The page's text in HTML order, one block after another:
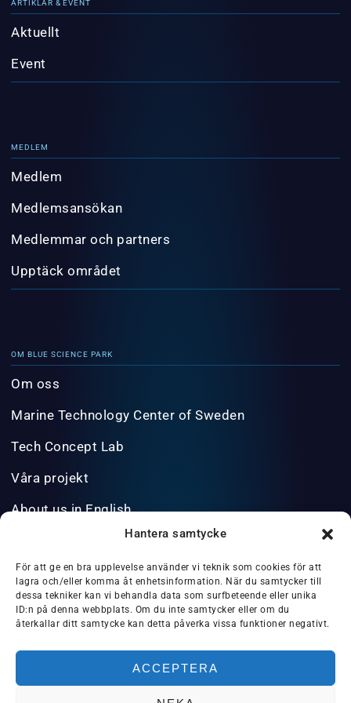
Hantera samtycke
För att ge en bra upplevelse använder vi teknik som cookies för att
lagra och/eller komma åt enhetsinformation. När du samtycker till
dessa tekniker kan vi behandla data som surfbeteende eller unika
ID:n på denna webbplats. Om du inte samtycker eller om du
återkallar ditt samtycke kan detta påverka vissa funktioner negativt.
ACCEPTERA
ARTIKLAR & EVENT
Aktuellt
Event
MEDLEM
Medlem
Medlemsansökan
Medlemmar och partners
Upptäck området
OM BLUE SCIENCE PARK
Om oss
Marine Technology Center of Sweden
Tech Concept Lab
Våra projekt
About us in English
INFO@BLUESCIENCEPARK.SE